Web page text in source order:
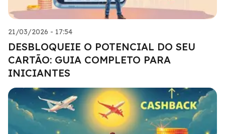
21/03/2026 - 17:54
DESBLOQUEIE O POTENCIAL DO SEU
CARTÃO: GUIA COMPLETO PARA
INICIANTES